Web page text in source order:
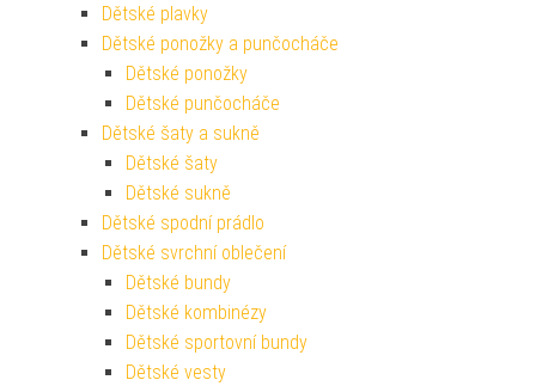
Dětské plavky
Dětské ponožky a punčocháče
Dětské ponožky
Dětské punčocháče
Dětské šaty a sukně
Dětské šaty
Dětské sukně
Dětské spodní prádlo
Dětské svrchní oblečení
Dětské bundy
Dětské kombinézy
Dětské sportovní bundy
Dětské vesty